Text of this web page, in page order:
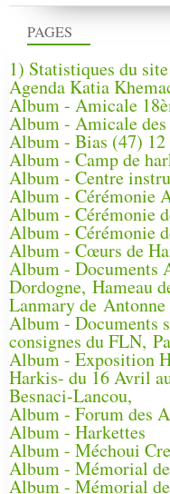
PAGES
1) Statistiques du
Agenda Katia
Album - Amicale
Album - Amicale
Album - Bias (47)
Album - Camp de
Album - Centre
Album - Cérémonie
Album - Cérémonie
Album - Cérémonie
Album - Cœurs de
Album - Documents
Dordogne, Hameau
Lanmary de
Album - Documents
consignes du FLN,
Album - Exposition
Harkis- du 16 Avril
Besnaci-Lancou,
Album - Forum des
Album - Harkettes
Album - Méchoui
Album - Mémorial
Album - Mémorial